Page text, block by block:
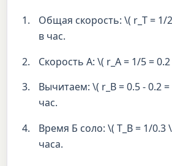
Общая скорость: \( r_T = 1/
в час.
Скорость А: \( r_A = 1/5 =
Вычитаем: \( r_B = 0.5 - 0.2
час.
Время Б соло: \( T_B = 1/0.3
часа.